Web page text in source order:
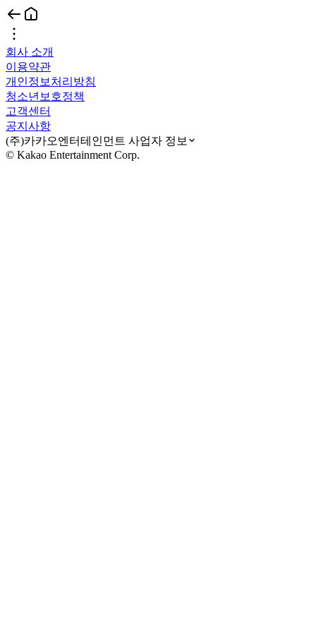
회사 소개
이용약관
개인정보처리방침
청소년보호정책
고객센터
공지사항
(주)카카오엔터테인먼트 사업자 정보
© Kakao Entertainment Corp.